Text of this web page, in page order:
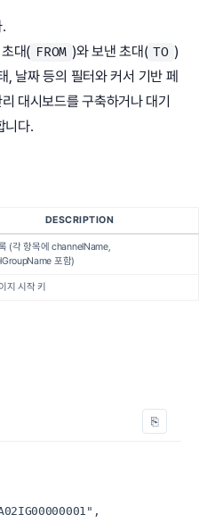
대( FROM )와 보낸 초대( TO )
, 날짜 등의 필터와 커서 기반 페
대시보드를 구축하거나 대기
니다.
DESCRIPTION
(각 항목에 channelName,
포함)
지 시작 키
⎘